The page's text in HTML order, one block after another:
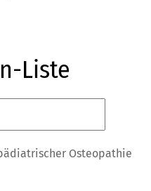
Liste
Osteopathie